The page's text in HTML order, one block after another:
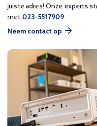
juiste adres! Onze experts
met 023-5517909.
Neem contact op